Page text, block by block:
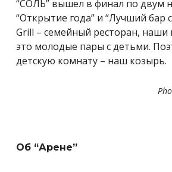
“СОЛЬ” вышел в финал по двум
“Открытие года” и “Лучший бар
Grill – семейный ресторан, наши
это молодые пары с детьми.
детскую комнату – наш козырь.
Об “Арене”